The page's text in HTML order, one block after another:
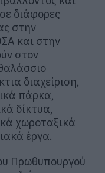
διάφορες
στην
και στην
στον
διαχείριση,
πάρκα,
δίκτυα,
χωροταξικά
έργα.
Πρωθυπουργού